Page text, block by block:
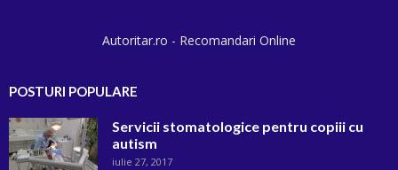
Autoritar.ro - Recomandari Online
POSTURI POPULARE
Servicii stomatologice pentru copiii cu
autism
iulie 27, 2017